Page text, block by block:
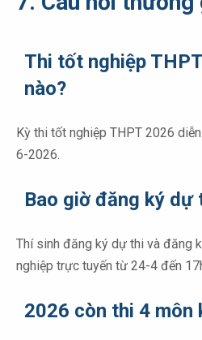
Thi tốt nghiệp
nào?
Kỳ thi tốt nghiệp THPT 2026
6-2026.
Bao giờ đăng ký dự
Thí sinh đăng ký dự thi và đăng
nghiệp trực tuyến từ 24-4 đến
2026 còn thi 4 môn